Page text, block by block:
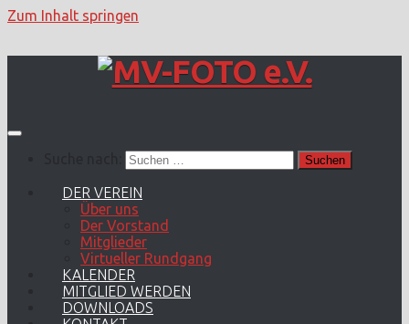
Zum Inhalt springen
DER VEREIN
Über uns
Der Vorstand
Mitglieder
Virtueller Rundgang
KALENDER
MITGLIED WERDEN
DOWNLOADS